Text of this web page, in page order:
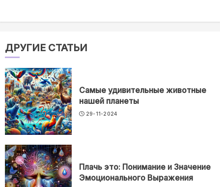
ДРУГИЕ СТАТЬИ
Самые удивительные животные
нашей планеты
29-11-2024
Плачь это: Понимание и Значение
Эмоционального Выражения